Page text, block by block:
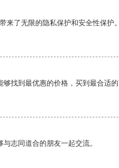
来了无限的隐私保护和安全性保护
找到最优惠的价格，买到最合适
志同道合的朋友一起交流。